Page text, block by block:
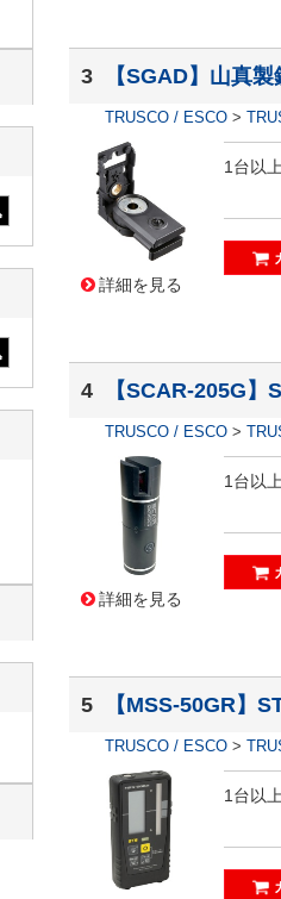
3 【SGAD】山真
TRUSCO / ESCO >
詳細を見る
1台以上
4 【SCAR-205G
TRUSCO / ESCO >
詳細を見る
1台以上
5 【MSS-50GR】
TRUSCO / ESCO >
1台以上